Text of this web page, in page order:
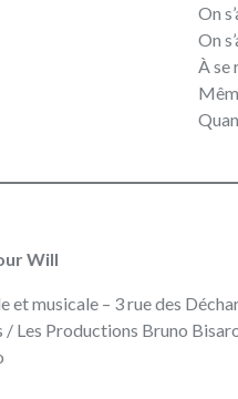
On
On
À se
Will
et musicale‭ – ‬3‭ ‬rue des
‬Les Productions Bruno